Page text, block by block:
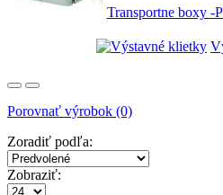
Transportne boxy -
Porovnať výrobok (0)
Zoradiť podľa:
Zobraziť: